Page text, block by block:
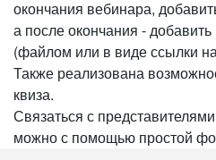
окончания вебинара,
а после окончания -
(файлом или в виде ссылки
Также реализована
квиза.
Связаться с
можно с помощью простой